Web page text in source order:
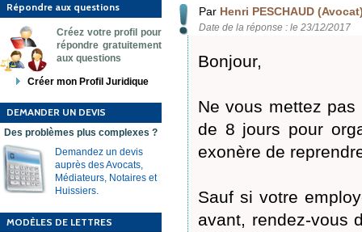
Répondre aux questions
Créez votre profil pour
répondre gratuitement
aux questions
Créer mon Profil Juridique
DEMANDER UN DEVIS
Des problèmes plus complexes ?
Demandez un devis
auprès des Avocats,
Médiateurs, Notaires et
Huissiers.
MODÈLES DE LETTRES
Par Henri PESCHAUD
Date de la réponse : le 23/12/2017
Bonjour,
Ne vous mettez
de 8 jours pour
exonère de
Sauf si votre
avant, rendez-vous